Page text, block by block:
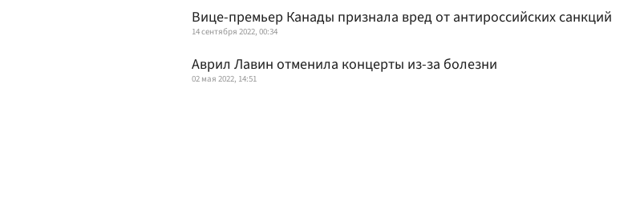
Вице-премьер Канады признала вред от антироссийских санкций
14 сентября 2022, 00:34
Аврил Лавин отменила концерты из-за болезни
02 мая 2022, 14:51